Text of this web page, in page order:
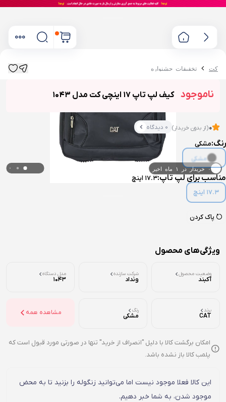
۰ خریدار در ۱ ماه اخیر
کت تخفیفات جشنواره
ناموجود کیف لپ تاپ 17 اینچی کت مدل 1043
0(از بدون خریدار) 0 دیدگاه
رنگ:مشکی
مشکی
مناسب برای لپ تاپ:17.3 اینچ
17.3 اینچ
پاک کردن
ویژگی‌های محصول
وضعیت محصول
آکبند
شرکت سازنده
ونداد
مدل دستگاه
1043
برند
CAT
رنگ
مشکی مشاهده همه
امکان برگشت کالا با دلیل "انصراف از خرید" تنها در صورتی مورد قبول است که
پلمب کالا باز نشده باشد.
این کالا فعلا موجود نیست اما می‌توانید زنگوله را بزنید تا به محض
موجود شدن، به شما خبر دهیم.